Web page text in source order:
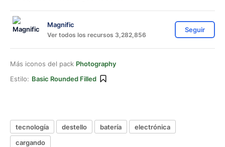
Magnific
Ver todos los recursos 3,282,856
Seguir
Más iconos del pack Photography
Estilo: Basic Rounded Filled
tecnología destello batería
electrónica
cargando